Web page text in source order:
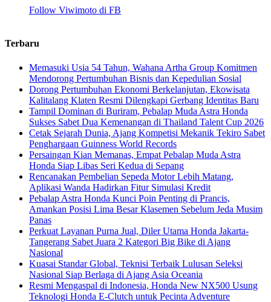
Follow Viwimoto di FB
Terbaru
Memasuki Usia 54 Tahun, Wahana Artha Group Komitmen
Mendorong Pertumbuhan Bisnis dan Kepedulian Sosial
Dorong Pertumbuhan Ekonomi Berkelanjutan, Ekowisata
Kalitalang Klaten Resmi Dilengkapi Gerbang Identitas Baru
Tampil Dominan di Buriram, Pebalap Muda Astra Honda
Sukses Sabet Dua Kemenangan di Thailand Talent Cup 2026
Cetak Sejarah Dunia, Ajang Kompetisi Mekanik Tekiro Sabet
Penghargaan Guinness World Records
Persaingan Kian Memanas, Empat Pebalap Muda Astra
Honda Siap Libas Seri Kedua di Sepang
Rencanakan Pembelian Sepeda Motor Lebih Matang,
Aplikasi Wanda Hadirkan Fitur Simulasi Kredit
Pebalap Astra Honda Kunci Poin Penting di Prancis,
Amankan Posisi Lima Besar Klasemen Sebelum Jeda Musim
Panas
Perkuat Layanan Purna Jual, Diler Utama Honda Jakarta-
Tangerang Sabet Juara 2 Kategori Big Bike di Ajang
Nasional
Kuasai Standar Global, Teknisi Terbaik Lulusan Seleksi
Nasional Siap Berlaga di Ajang Asia Oceania
Resmi Mengaspal di Indonesia, Honda New NX500 Usung
Teknologi Honda E-Clutch untuk Pecinta Adventure